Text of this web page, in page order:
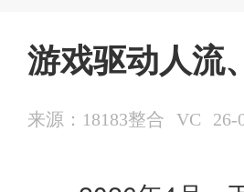
游戏驱动人流
来源：18183整合 VC 26-